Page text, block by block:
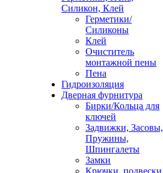
Силикон, Клей
Герметики/
Силиконы
Клей
Очиститель
монтажной пены
Пена
Гидроизоляция
Дверная фурнитура
Бирки/Кольца для
ключей
Задвижки, Засовы,
Пружины,
Шпингалеты
Замки
Крючки, подвески